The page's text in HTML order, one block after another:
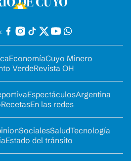
EconomíaCuyo Minero
VerdeRevista OH
EspectáculosArgentina
RecetasEn las redes
SocialesSaludTecnología
Estado del tránsito